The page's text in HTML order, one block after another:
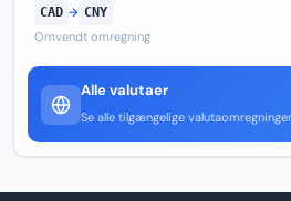
CAD → CNY
Omvendt omregning
Alle valutaer
Se alle tilgængelige valutaomregninger